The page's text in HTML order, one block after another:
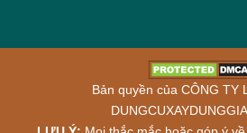
Bản quyền của CÔNG TY